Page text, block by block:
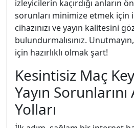
izleyicilerin kaçırdığı anların
sorunları minimize etmek için
cihazınızı ve yayın kalitesini
bulundurmalısınız.
için hazırlıklı olmak şart!
Kesintisiz Maç
Yayın Sorunlarını
Yolları